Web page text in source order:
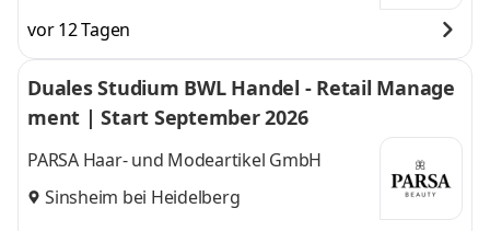
vor 12 Tagen
Duales Studium BWL Handel - Retail Manage
ment | Start September 2026
PARSA Haar- und Modeartikel GmbH
Sinsheim bei Heidelberg